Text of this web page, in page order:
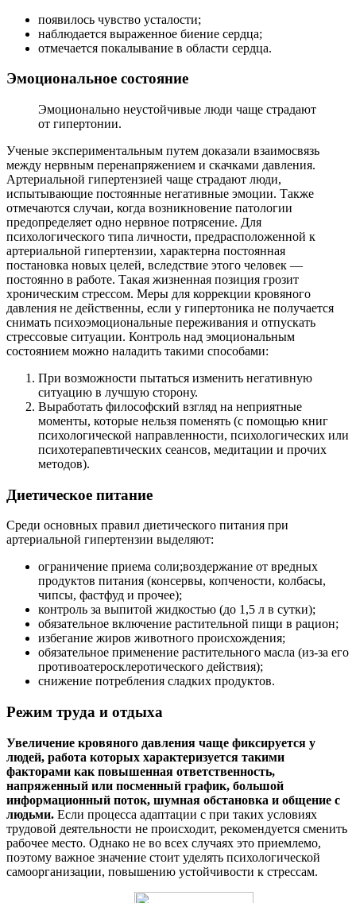
появилось чувство усталости;
наблюдается выраженное биение сердца;
отмечается покалывание в области сердца.
Эмоциональное состояние
Эмоционально неустойчивые люди чаще страдают
от гипертонии.
Ученые экспериментальным путем доказали взаимосвязь
между нервным перенапряжением и скачками давления.
Артериальной гипертензией чаще страдают люди,
испытывающие постоянные негативные эмоции. Также
отмечаются случаи, когда возникновение патологии
предопределяет одно нервное потрясение. Для
психологического типа личности, предрасположенной к
артериальной гипертензии, характерна постоянная
постановка новых целей, вследствие этого человек —
постоянно в работе. Такая жизненная позиция грозит
хроническим стрессом. Меры для коррекции кровяного
давления не действенны, если у гипертоника не получается
снимать психоэмоциональные переживания и отпускать
стрессовые ситуации. Контроль над эмоциональным
состоянием можно наладить такими способами:
При возможности пытаться изменить негативную
ситуацию в лучшую сторону.
Выработать философский взгляд на неприятные
моменты, которые нельзя поменять (с помощью книг
психологической направленности, психологических или
психотерапевтических сеансов, медитации и прочих
методов).
Диетическое питание
Среди основных правил диетического питания при
артериальной гипертензии выделяют:
ограничение приема соли;воздержание от вредных
продуктов питания (консервы, копчености, колбасы,
чипсы, фастфуд и прочее);
контроль за выпитой жидкостью (до 1,5 л в сутки);
обязательное включение растительной пищи в рацион;
избегание жиров животного происхождения;
обязательное применение растительного масла (из-за его
противоатеросклеротического действия);
снижение потребления сладких продуктов.
Режим труда и отдыха
Увеличение кровяного давления чаще фиксируется у
людей, работа которых характеризуется такими
факторами как повышенная ответственность,
напряженный или посменный график, большой
информационный поток, шумная обстановка и общение с
людьми. Если процесса адаптации с при таких условиях
трудовой деятельности не происходит, рекомендуется сменить
рабочее место. Однако не во всех случаях это приемлемо,
поэтому важное значение стоит уделять психологической
самоорганизации, повышению устойчивости к стрессам.